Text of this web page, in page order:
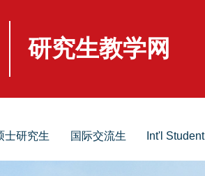
研究生教学网
士研究生 国际交流生 Int'l Student